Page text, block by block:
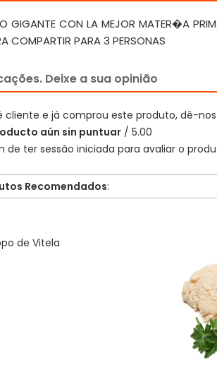
GIGANTE CON LA MEJOR MATER�A
COMPARTIR PARA 3 PERSONAS
Deixe a sua opinião
cliente e já comprou este produto, dê-
aún sin puntuar / 5.00
de ter sessão iniciada para avaliar o
Recomendados: